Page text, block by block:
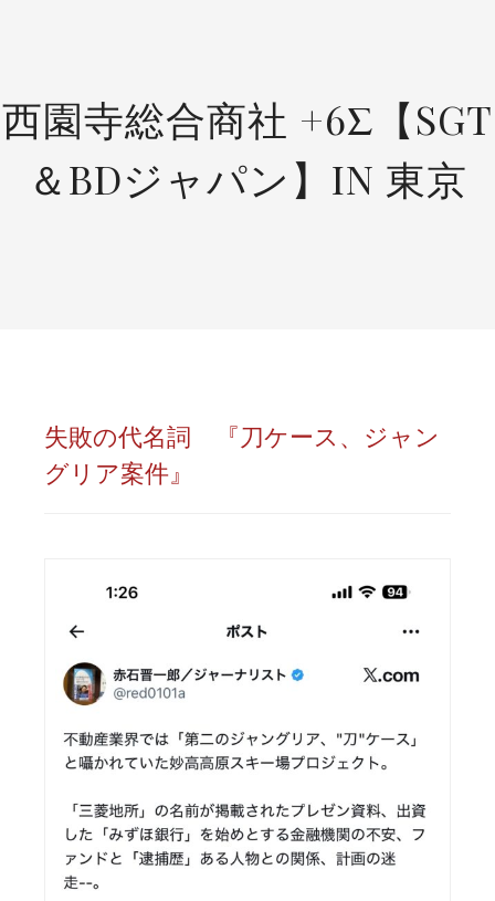
西園寺総合商社 +6Σ【SGT
＆BDジャパン】IN 東京
失敗の代名詞 『刀ケース、ジャン
グリア案件』